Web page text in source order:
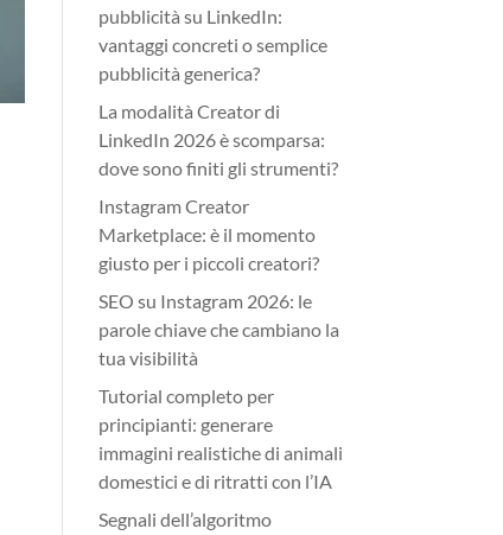
pubblicità su LinkedIn:
vantaggi concreti o semplice
pubblicità generica?
La modalità Creator di
LinkedIn 2026 è scomparsa:
dove sono finiti gli strumenti?
Instagram Creator
Marketplace: è il momento
giusto per i piccoli creatori?
SEO su Instagram 2026: le
parole chiave che cambiano la
tua visibilità
Tutorial completo per
principianti: generare
immagini realistiche di animali
domestici e di ritratti con l’IA
Segnali dell’algoritmo